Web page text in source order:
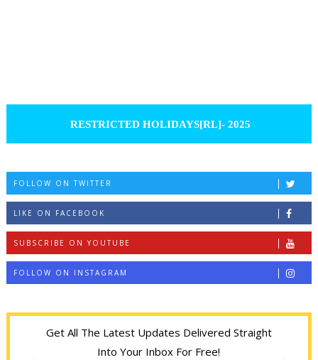
RESTRICTED HOLIDAYS[RL]- 2025
FOLLOW ON TWITTER
LIKE ON FACEBOOK
SUBSCRIBE ON YOUTUBE
FOLLOW ON INSTAGRAM
Get All The Latest Updates Delivered Straight
Into Your Inbox For Free!